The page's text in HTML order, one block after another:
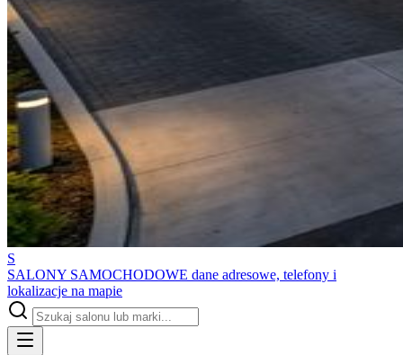
S
SALONY SAMOCHODOWE dane adresowe, telefony i
lokalizacje na mapie